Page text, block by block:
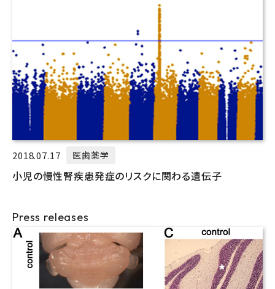
2018.07.17 医歯薬学
小児の慢性腎疾患発症のリスクに関わる遺伝子
Press releases